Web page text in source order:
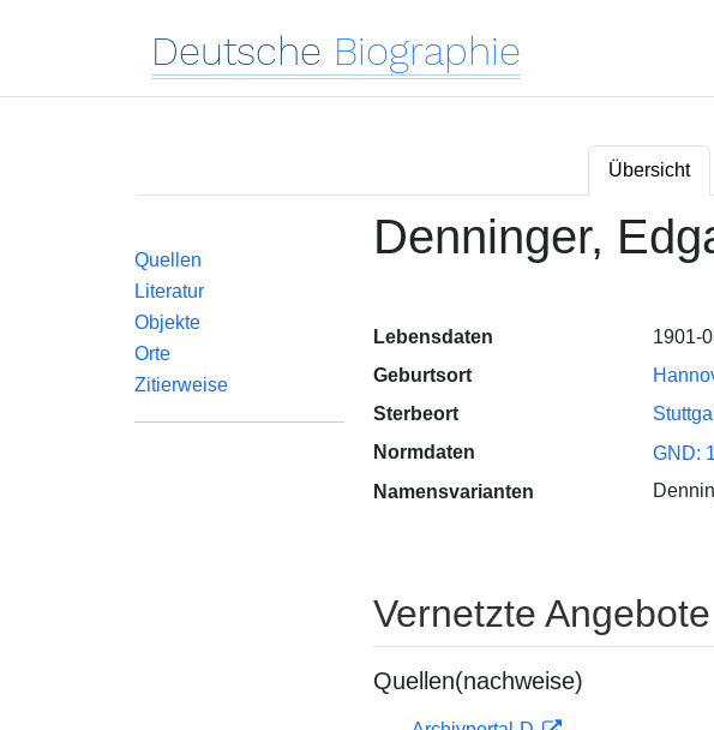
Deutsche Biographie
Übersicht
Quellen
Literatur
Objekte
Orte
Zitierweise
Denninger,
Lebensdaten
1901-
Geburtsort
Sterbeort
Normdaten
GND:
Namensvarianten
Vernetzte Angebote
Quellen(nachweise)